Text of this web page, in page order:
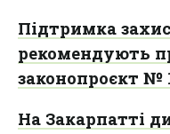
Підтримка
рекомендують
законопроєкт №
На Закарпатті